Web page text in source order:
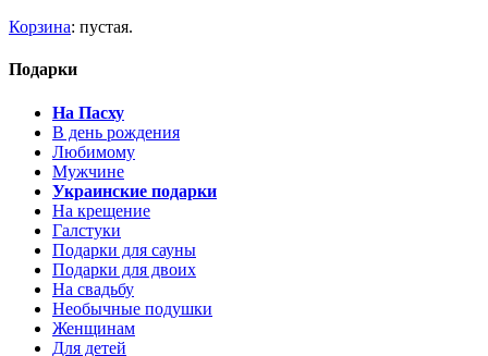
Корзина: пустая.
Подарки
На Пасху
В день рождения
Любимому
Мужчине
Украинские подарки
На крещение
Галстуки
Подарки для сауны
Подарки для двоих
На свадьбу
Необычные подушки
Женщинам
Для детей